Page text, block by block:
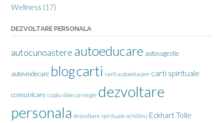
Wellness (17)
DEZVOLTARE PERSONALA
autocunoastere autoeducare autosugestie
autovindecare blogcarti carti autoeducare carti spirituale
comunicare cuplu dale carnegie dezvoltare
personala dezvoltare spirituala echilibru Eckhart Tolle